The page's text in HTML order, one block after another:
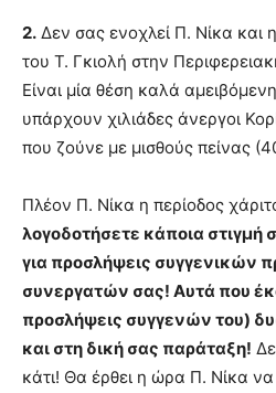
2. Δεν σας ενοχλεί Π. Νίκα
του Τ. Γκιολή στην
Είναι μία θέση καλά
υπάρχουν χιλιάδες άνεργοι
που ζούνε με μισθούς πείνας
Πλέον Π. Νίκα η περίοδος
λογοδοτήσετε κάποια
για προσλήψεις
συνεργατών σας! Αυτά που
προσλήψεις συγγενών του)
και στη δική σας παράταξη!
κάτι! Θα έρθει η ώρα Π. Νίκα